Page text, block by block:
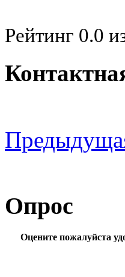
Рейтинг 0.0
Опрос
Оцените пожалуйста